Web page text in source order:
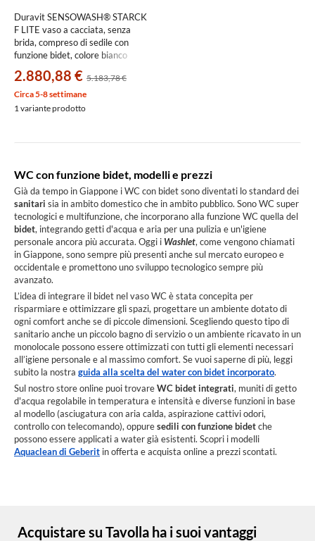
Duravit SENSOWASH® STARCK
F LITE vaso a cacciata, senza
brida, compreso di sedile con
funzione bidet, colore bianco
650001012004310
2.880,88 € 5.183,78 €
Circa 5-8 settimane
1 variante prodotto
WC con funzione bidet, modelli e prezzi
Già da tempo in Giappone i WC con bidet sono diventati lo standard dei
sanitari sia in ambito domestico che in ambito pubblico. Sono WC super
tecnologici e multifunzione, che incorporano alla funzione WC quella del
bidet, integrando getti d'acqua e aria per una pulizia e un'igiene
personale ancora più accurata. Oggi i Washlet, come vengono chiamati
in Giappone, sono sempre più presenti anche sul mercato europeo e
occidentale e promettono uno sviluppo tecnologico sempre più
avanzato.
L’idea di integrare il bidet nel vaso WC è stata concepita per
risparmiare e ottimizzare gli spazi, progettare un ambiente dotato di
ogni comfort anche se di piccole dimensioni. Scegliendo questo tipo di
sanitario anche un piccolo bagno di servizio o un ambiente ricavato in un
monolocale possono essere ottimizzati con tutti gli elementi necessari
all’igiene personale e al massimo comfort. Se vuoi saperne di più, leggi
subito la nostra guida alla scelta del water con bidet incorporato.
Sul nostro store online puoi trovareWC bidet integrati, muniti di getto
d'acqua regolabile in temperatura e intensità e diverse funzioni in base
al modello (asciugatura con aria calda, aspirazione cattivi odori,
controllo con telecomando), oppuresedili con funzione bidetche
possono essere applicati a water già esistenti. Scopri i modelli
Aquaclean di Geberit in offerta e acquista online a prezzi scontati.
Acquistare su Tavolla ha i suoi vantaggi